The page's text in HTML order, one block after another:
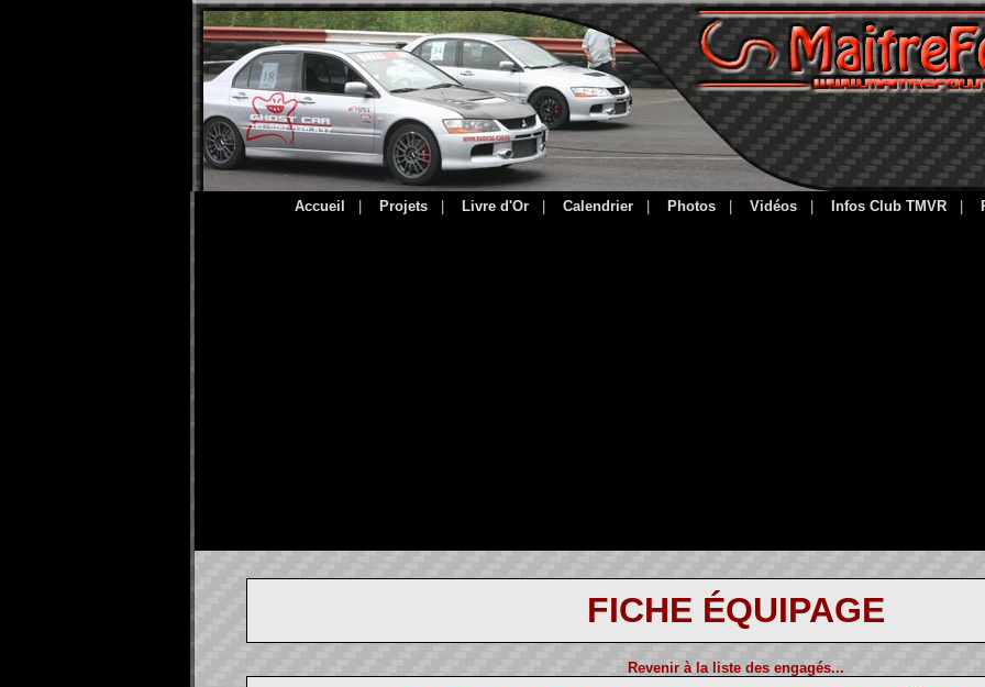
Accueil Projets Livre d'Or Calendrier Photos Vidéos Infos Club TMVR
FICHE ÉQUIPAGE
Revenir à la liste des engagés...